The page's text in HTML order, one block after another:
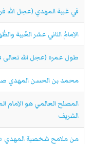
في غيبة المهدي (عجل الله
الاِمامُ الثاني عشر الغَيبة
طول عمره (عجل الله تعالی
محمد بن الحسن المهدي
المصلح العالمي هو الاِمام
الشريف
من ملامح شخصية المهدي